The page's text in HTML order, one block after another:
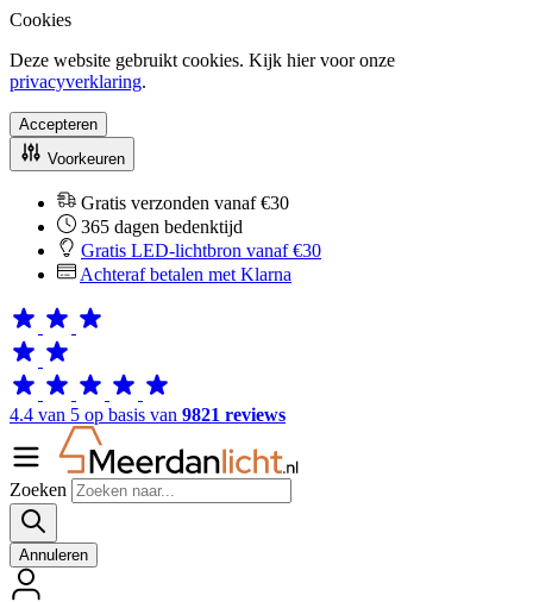
Cookies
Deze website gebruikt cookies. Kijk hier voor onze
privacyverklaring.
Accepteren
Voorkeuren
Gratis verzonden vanaf €30
365 dagen bedenktijd
Gratis LED-lichtbron vanaf €30
Achteraf betalen met Klarna
4.4 van 5 op basis van 9821 reviews
Zoeken
Annuleren